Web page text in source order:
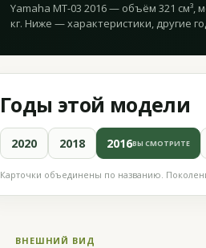
Yamaha MT-03 2016 — объём 321 см³,
кг. Ниже — характеристики, другие
Годы этой модели
2020 2018 2016ВЫ СМОТРИТЕ
Карточки объединены по названию.
ВНЕШНИЙ ВИД